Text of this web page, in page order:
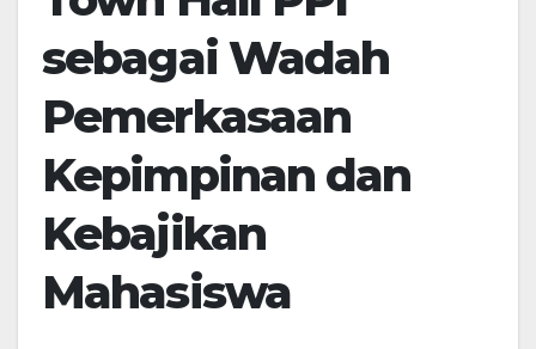
sebagai Wadah
Pemerkasaan
Kepimpinan dan
Kebajikan
Mahasiswa